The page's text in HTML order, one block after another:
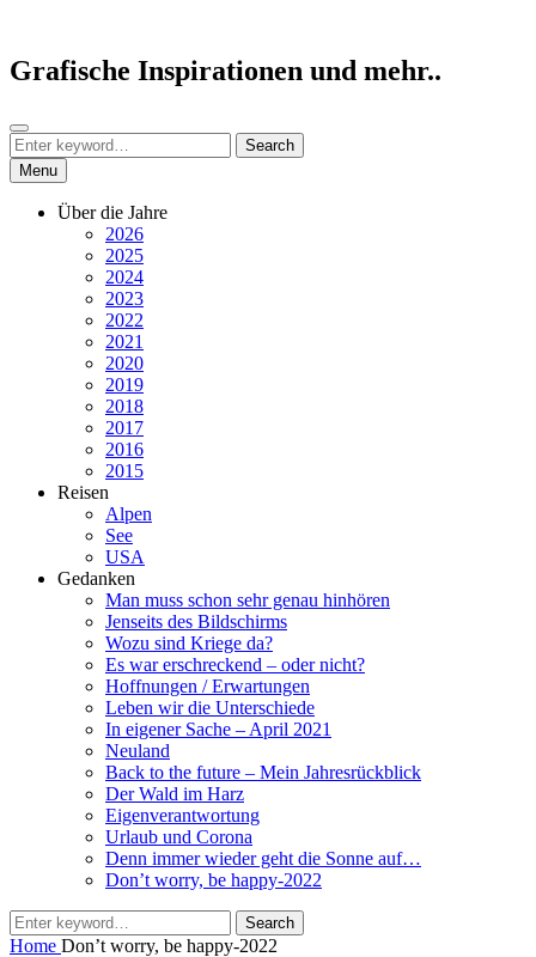
content
Grafische Inspirationen und mehr..
Search
Search
for:
Search
Menu
Über die Jahre
2026
2025
2024
2023
2022
2021
2020
2019
2018
2017
2016
2015
Reisen
Alpen
See
USA
Gedanken
Man muss schon sehr genau hinhören
Jenseits des Bildschirms
Wozu sind Kriege da?
Es war erschreckend – oder nicht?
Hoffnungen / Erwartungen
Leben wir die Unterschiede
In eigener Sache – April 2021
Neuland
Back to the future – Mein Jahresrückblick
Der Wald im Harz
Eigenverantwortung
Urlaub und Corona
Denn immer wieder geht die Sonne auf…
Don’t worry, be happy-2022
Search
for:
Search
Home Don’t worry, be happy-2022